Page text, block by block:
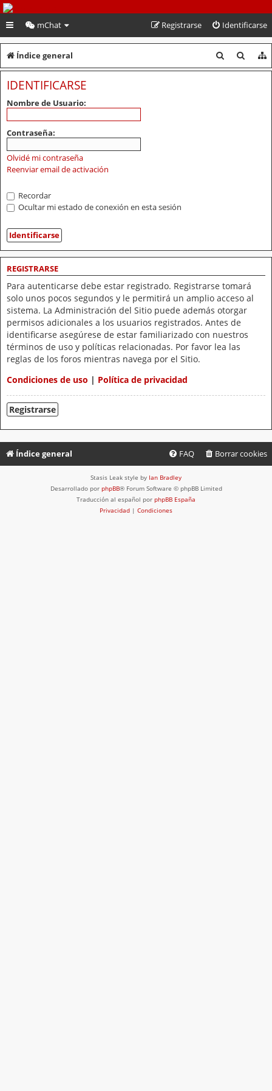
PeruVoley.com
mChat Identificarse
Registrarse
Índice general
u
u
IDENTIFICARSE
Nombre de Usuario:
Contraseña:
Olvidé mi contraseña
Reenviar email de activación
Recordar
Ocultar mi estado de conexión en esta sesión
REGISTRARSE
Para autenticarse debe estar registrado. Registrarse tomará
solo unos pocos segundos y le permitirá un amplio acceso al
sistema. La Administración del Sitio puede además otorgar
permisos adicionales a los usuarios registrados. Antes de
identificarse asegúrese de estar familiarizado con nuestros
términos de uso y políticas relacionadas. Por favor lea las
reglas de los foros mientras navega por el Sitio.
Condiciones de uso | Política de privacidad
Registrarse
Índice general Borrar cookies
FAQ
Stasis Leak style by Ian Bradley
Desarrollado por phpBB® Forum Software © phpBB Limited
Traducción al español por phpBB España
Privacidad | Condiciones